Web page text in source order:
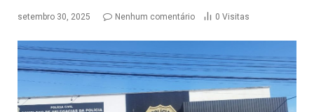
setembro 30, 2025 Nenhum comentário 0 Visitas